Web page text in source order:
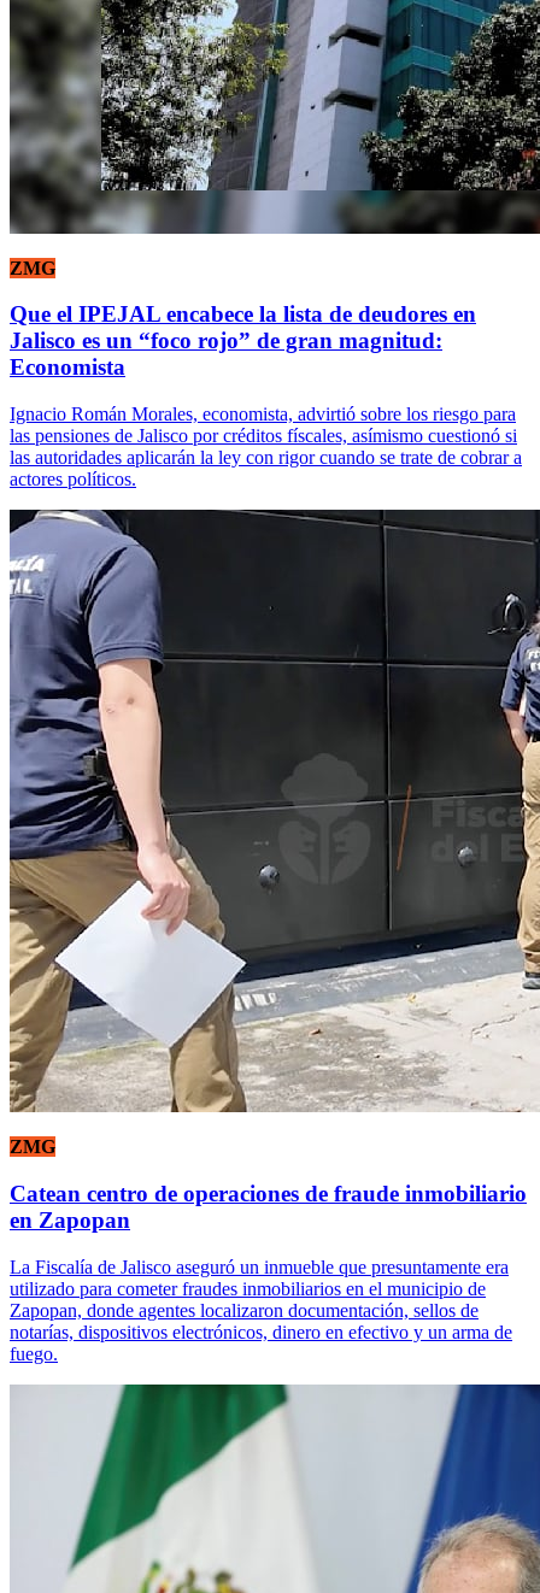
ZMG
Que el IPEJAL encabece la lista de deudores en
Jalisco es un “foco rojo” de gran magnitud:
Economista
Ignacio Román Morales, economista, advirtió sobre los riesgo para
las pensiones de Jalisco por créditos físcales, asímismo cuestionó si
las autoridades aplicarán la ley con rigor cuando se trate de cobrar a
actores políticos.
ZMG
Catean centro de operaciones de fraude inmobiliario
en Zapopan
La Fiscalía de Jalisco aseguró un inmueble que presuntamente era
utilizado para cometer fraudes inmobiliarios en el municipio de
Zapopan, donde agentes localizaron documentación, sellos de
notarías, dispositivos electrónicos, dinero en efectivo y un arma de
fuego.